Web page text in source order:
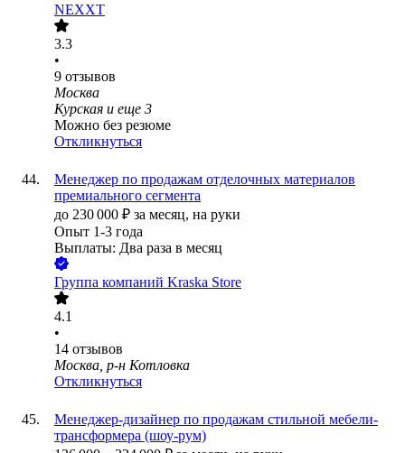
NEXXT
3.3
•
9 отзывов
Москва
Курская и еще 3
Можно без резюме
Откликнуться
Менеджер по продажам отделочных материалов
премиального сегмента
до 230 000 ₽ за месяц, на руки
Опыт 1-3 года
Выплаты: Два раза в месяц
Группа компаний Kraska Store
4.1
•
14 отзывов
Москва, р-н Котловка
Откликнуться
Менеджер-дизайнер по продажам стильной мебели-
трансформера (шоу-рум)